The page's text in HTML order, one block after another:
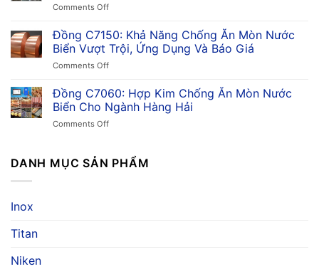
Trong
Công
Tật
Hợp
Kim
Đồng
Ứng
Dụng
Comments Offon
C7351:
Hợp
Kim
Đồng
Ăn
Mòn,
Ứng
Hàng
Đồng C7150: Khả Năng Chống Ăn Mòn Nước
Biển Vượt Trội, Ứng Dụng Và Báo Giá
Comments Offon
C7150:
Khả
Năng
Chống
Nước
Đồng C7060: Hợp Kim Chống Ăn Mòn Nước
Biển Cho Ngành Hàng Hải
Comments Offon
Hợp
DANH MỤC SẢN PHẨM
Inox
Titan
Niken